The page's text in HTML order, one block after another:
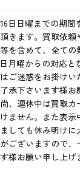
日日曜までの期間
きます。買取依頼
を含めて、全ての
月曜からの対応と
ご迷惑をお掛けい
承下さいます様お
、連休中は買取カ
ません。また表示
しても休み明けに
ございますので、
様お願い申し上げ